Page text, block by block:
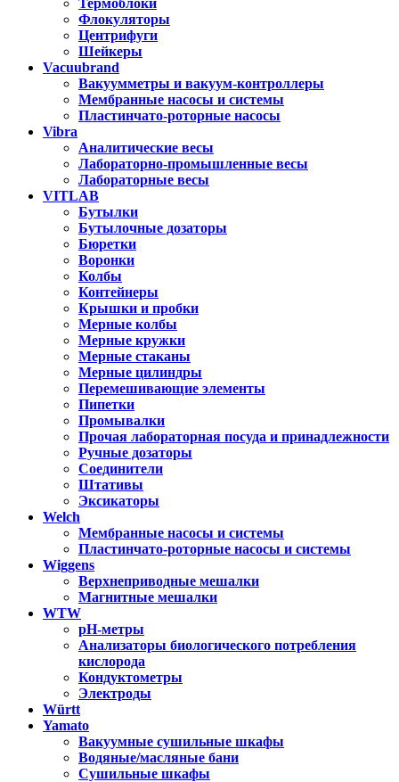
Термоблоки
Флокуляторы
Центрифуги
Шейкеры
Vacuubrand
Вакуумметры и вакуум-контроллеры
Мембранные насосы и системы
Пластинчато-роторные насосы
Vibra
Аналитические весы
Лабораторно-промышленные весы
Лабораторные весы
VITLAB
Бутылки
Бутылочные дозаторы
Бюретки
Воронки
Колбы
Контейнеры
Крышки и пробки
Мерные колбы
Мерные кружки
Мерные стаканы
Мерные цилиндры
Перемешивающие элементы
Пипетки
Промывалки
Прочая лабораторная посуда и принадлежности
Ручные дозаторы
Соединители
Штативы
Эксикаторы
Welch
Мембранные насосы и системы
Пластинчато-роторные насосы и системы
Wiggens
Верхнеприводные мешалки
Магнитные мешалки
WTW
pH-метры
Анализаторы биологического потребления
кислорода
Кондуктометры
Электроды
Württ
Yamato
Вакуумные сушильные шкафы
Водяные/масляные бани
Сушильные шкафы